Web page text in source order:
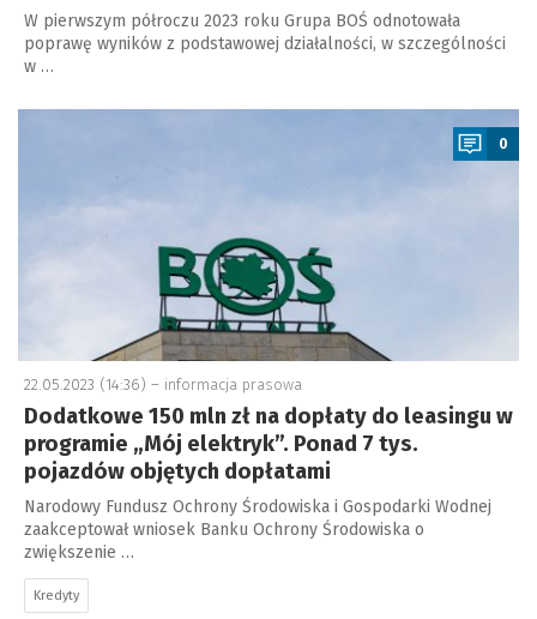
W pierwszym półroczu 2023 roku Grupa BOŚ odnotowała
poprawę wyników z podstawowej działalności, w szczególności
w …
a
0
22.05.2023 (14:36) – informacja prasowa
Dodatkowe 150 mln zł na dopłaty do leasingu w
programie „Mój elektryk”. Ponad 7 tys.
pojazdów objętych dopłatami
Narodowy Fundusz Ochrony Środowiska i Gospodarki Wodnej
zaakceptował wniosek Banku Ochrony Środowiska o
zwiększenie …
Kredyty